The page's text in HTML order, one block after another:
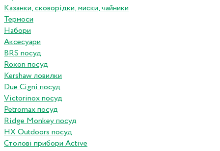
Казанки, сковорідки, миски, чайники
Термоси
Набори
Аксесуари
BRS посуд
Roxon посуд
Kershaw ловилки
Due Cigni посуд
Victorinox посуд
Petromax посуд
Ridge Monkey посуд
HX Outdoors посуд
Столові прибори Active